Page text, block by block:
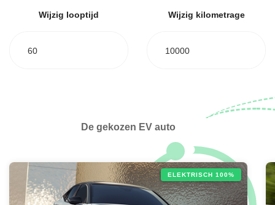
Wijzig looptijd
60
Wijzig kilometrage
10000
De gekozen EV auto
ELEKTRISCH 100%